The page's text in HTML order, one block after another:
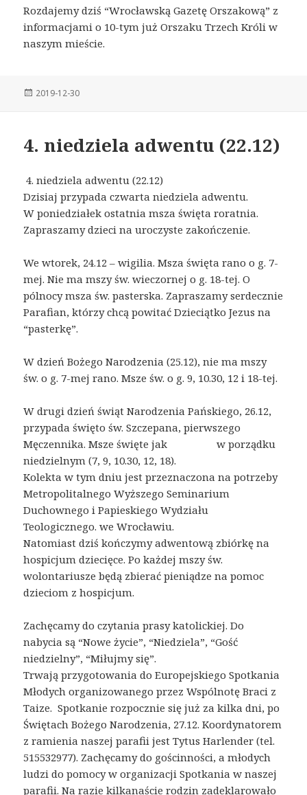
Rozdajemy dziś “Wrocławską Gazetę Orszakową” z
informacjami o 10-tym już Orszaku Trzech Króli w
naszym mieście.
Posted
2019-12-30
4. niedziela adwentu (22.12)
4. niedziela adwentu (22.12)
Dzisiaj przypada czwarta niedziela adwentu.
W poniedziałek ostatnia msza święta roratnia.
Zapraszamy dzieci na uroczyste zakończenie.
We wtorek, 24.12 – wigilia. Msza święta rano o g. 7-
mej. Nie ma mszy św. wieczornej o g. 18-tej. O
pólnocy msza św. pasterska. Zapraszamy serdecznie
Parafian, którzy chcą powitać Dzieciątko Jezus na
“pasterkę”.
W dzień Bożego Narodzenia (25.12), nie ma mszy
św. o g. 7-mej rano. Msze św. o g. 9, 10.30, 12 i 18-tej.
W drugi dzień świąt Narodzenia Pańskiego, 26.12,
przypada święto św. Szczepana, pierwszego
Męczennika. Msze święte jak w porządku
niedzielnym (7, 9, 10.30, 12, 18).
Kolekta w tym dniu jest przeznaczona na potrzeby
Metropolitalnego Wyższego Seminarium
Duchownego i Papieskiego Wydziału
Teologicznego. we Wrocławiu.
Natomiast dziś kończymy adwentową zbiórkę na
hospicjum dziecięce. Po każdej mszy św.
wolontariusze będą zbierać pieniądze na pomoc
dzieciom z hospicjum.
Zachęcamy do czytania prasy katolickiej. Do
nabycia są “Nowe życie”, “Niedziela”, “Gość
niedzielny”, “Miłujmy się”.
Trwają przygotowania do Europejskiego Spotkania
Młodych organizowanego przez Wspólnotę Braci z
Taize. Spotkanie rozpocznie się już za kilka dni, po
Świętach Bożego Narodzenia, 27.12. Koordynatorem
z ramienia naszej parafii jest Tytus Harlender (tel.
515532977). Zachęcamy do gościnności, a młodych
ludzi do pomocy w organizacji Spotkania w naszej
parafii. Na razie kilkanaście rodzin zadeklarowało